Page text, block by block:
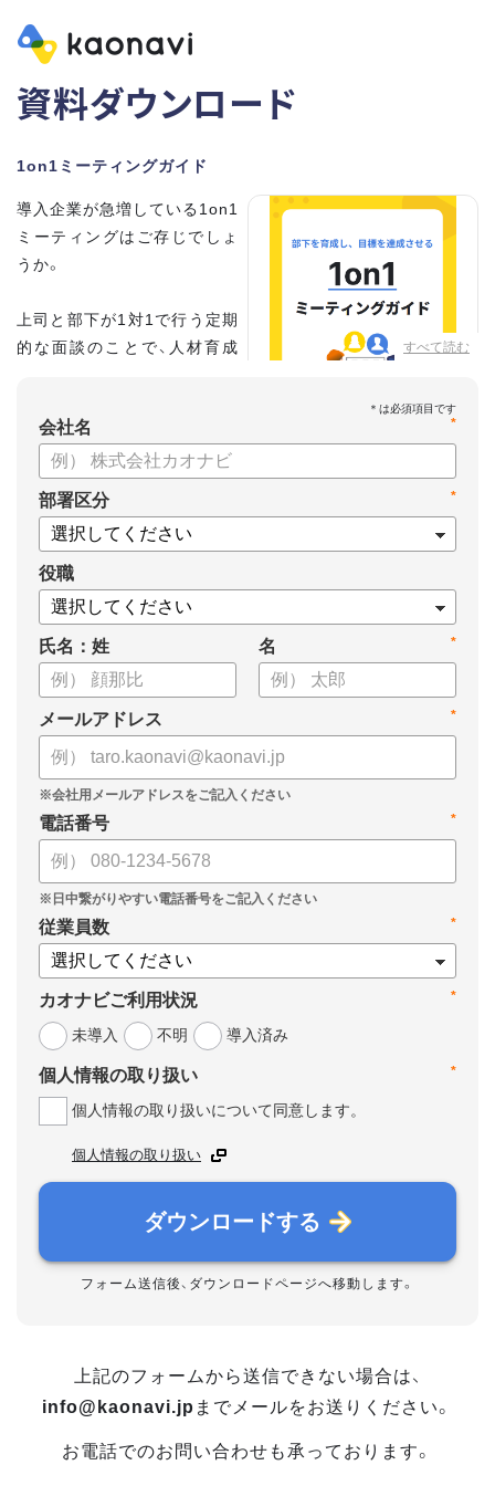
資料ダウンロード
1on1ミーティングガイド
すべて読む
導入企業が急増している1on1
ミーティングはご存じでしょ
うか。
上司と部下が1対1で行う定期
的な面談のことで、人材育成
こちらの資料では、
・1on1とは何か？
・1on1の基本的なやり方
・ 1on1 の基本アジェンダと質問例
についてまとめましたので、ぜひお役立てください。
*
会社名
*
部署区分
役職
氏名：姓 *
名
*
メールアドレス
*
電話番号
*
従業員数
*
カオナビご利用状況
未導入
不明 導入済み
*
個人情報の取り扱い
個人情報の取り扱いについて同意します。
個人情報の取り扱い
ダウンロードする
フォーム送信後、ダウンロードページへ移動します。
上記のフォームから送信できない場合は、
info@kaonavi.jp までメールをお送りください。
お電話でのお問い合わせも承っております。